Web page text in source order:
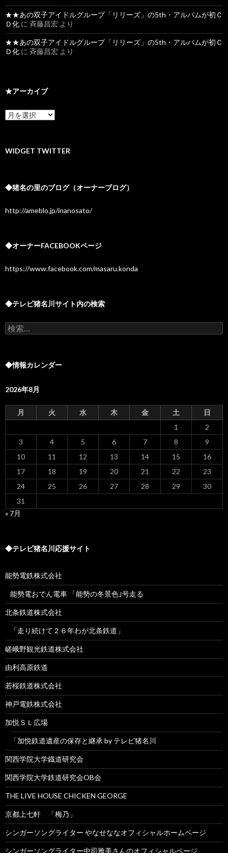
★★あの双子アイドルグループ「リリーズ」の5th・アルバムが初Ｃ
Ｄ化 に 斉藤昌宏 より
★★あの双子アイドルグループ「リリーズ」の5th・アルバムが初Ｃ
Ｄ化 に 斉藤昌宏 より
★アーカイブ
★
ア
イ
WIDGET TWITTER
◆猪名の里のブログ（オーナーブログ）
http://ameblo.jp/inanosato/
◆オーナーFACEBOOKページ
https://www.facebook.com/masaru.konda
◆テレビ猪名川サイト内の検索
検
索:
◆情報カレンダー
2026年8月
月 火 水 木 金 土
日
1
2
3
4 5 6 7 8
9
10
11 12 13 14 15
16
17
18 19 20 21 22
23
24
25 26 27 28 29
30
31
« 7月
◆テレビ猪名川応援サイト
能勢電鉄株式会社
能勢電おでん電車 「能勢の冬景色｣号走る
北条鉄道株式会社
「走り続けて２６年わが北条鉄道」
嵯峨野観光鉄道株式会社
由利高原鉄道
若桜鉄道株式会社
神戸電鉄株式会社
加悦ＳＬ広場
「加悦鉄道遺産の保存と継承 by テレビ猪名川
関西学院大学鐡道研究会
関西学院大学鉄道研究会OB会
THE LIVE HOUSE CHICKEN GEORGE
京都上七軒 「梅乃」
シンガーソングライター やなせななオフィシャルホームページ
シンガーソングライター中司雅美さんのオフィシャルページ